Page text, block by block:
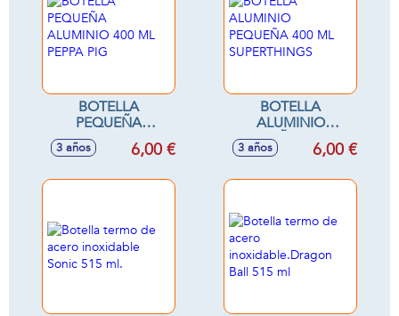
BOTELLA
PEQUEÑA
ALUMINIO 400 ML
PEPPA PIG
3 años 6,00 €
BOTELLA
ALUMINIO
PEQUEÑA 400 ML
SUPERTHINGS
3 años 6,00 €